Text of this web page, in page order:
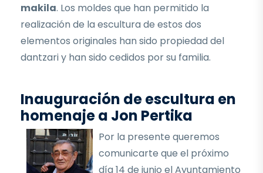
makila. Los moldes que han permitido la
realización de la escultura de estos dos
elementos originales han sido propiedad del
dantzari y han sido cedidos por su familia.
Inauguración de escultura en
homenaje a Jon Pertika
Por la presente queremos
comunicarte que el próximo
día 14 de junio el Ayuntamiento